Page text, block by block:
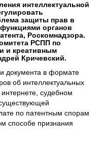
интеллектуальной
защиты прав в
органов
Роскомнадзора.
РСПП по
и креативным
Кричевский.
документа в формате
об интеллектуальных
судебном
существующей
по патентным спорам
способе признания